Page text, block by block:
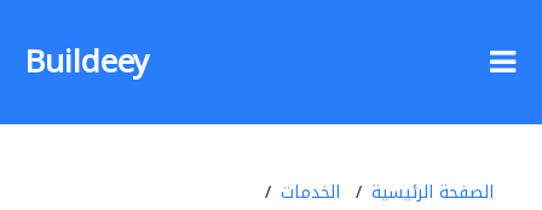
Buildeey
الصفحة الرئيسية
الخدمات